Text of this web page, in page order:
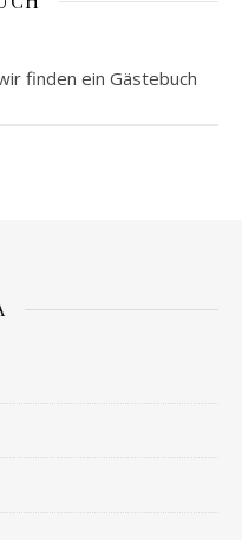
finden ein Gästebuch